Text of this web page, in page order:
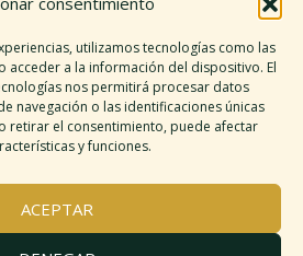
utilizamos tecnologías como las
acceder a la información del dispositivo. El
nos permitirá procesar datos
navegación o las identificaciones únicas
retirar el consentimiento, puede afectar
y funciones.
ACEPTAR
legal
de responsabilidad
de cookies